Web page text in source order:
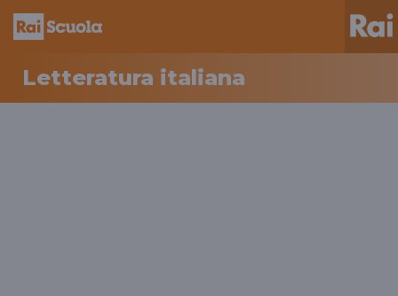
Letteratura italiana